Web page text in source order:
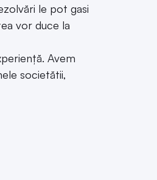
le pot gasi
vor duce la
Avem
societătii,